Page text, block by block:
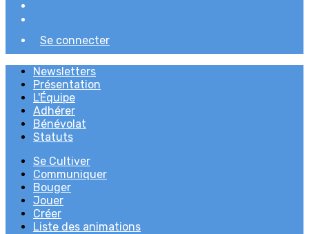
Se connecter
Newsletters
Présentation
L'Équipe
Adhérer
Bénévolat
Statuts
Se Cultiver
Communiquer
Bouger
Jouer
Créer
Liste des animations